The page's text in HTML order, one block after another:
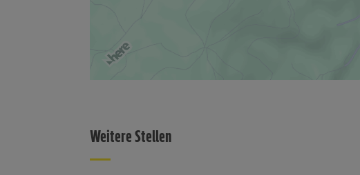
Weitere Stellen